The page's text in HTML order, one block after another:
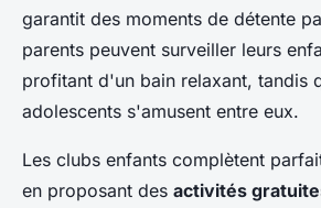
garantit des moments de détente
parents peuvent surveiller leurs
profitant d'un bain relaxant, tandis
adolescents s'amusent entre eux.
Les clubs enfants complètent
en proposant des activités